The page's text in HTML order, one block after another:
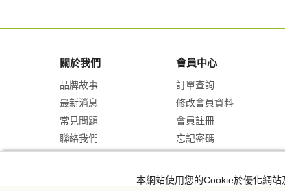
關於我們
品牌故事
最新消息
常見問題
聯絡我們
會員中心
訂單查詢
修改會員資料
會員註冊
忘記密碼
本網站使用您的Cookie於優化網